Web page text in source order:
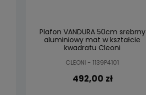
Plafon VANDURA 50cm srebrny
aluminiowy mat w kształcie
kwadratu Cleoni
CLEONI - 1139P4101
492,00 zł